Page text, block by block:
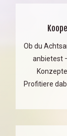
Ob du
anbietest
Profitiere